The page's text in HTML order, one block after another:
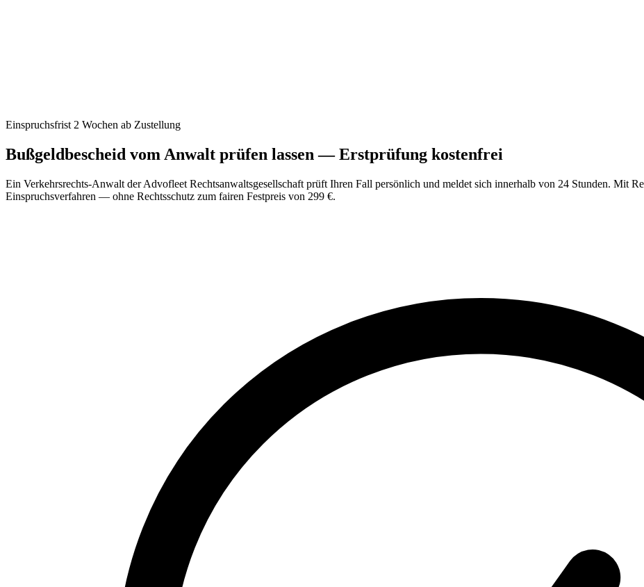
Einspruchsfrist 2 Wochen ab Zustellung
Bußgeldbescheid vom Anwalt prüfen lassen — Erstprüfung kostenfrei
Ein Verkehrsrechts-Anwalt der Advofleet Rechtsanwaltsgesellschaft prüft Ihren Fall persönlich und meldet sich innerhalb von 24 Stunden. Mit
Einspruchsverfahren — ohne Rechtsschutz zum fairen Festpreis von 299 €.